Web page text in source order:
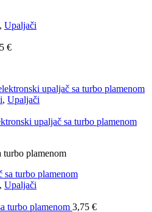
, Upaljači
€
, Upaljači
upaljač sa turbo plamenom
turbo plamenom
, Upaljači
turbo plamenom 3,75 €